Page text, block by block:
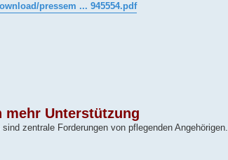
pressem ... 945554.pdf
mehr Unterstützung
zentrale Forderungen von pflegenden Angehörigen.